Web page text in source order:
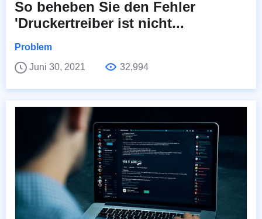
So beheben Sie den Fehler
'Druckertreiber ist nicht...
Problem
Juni 30, 2021
32,994